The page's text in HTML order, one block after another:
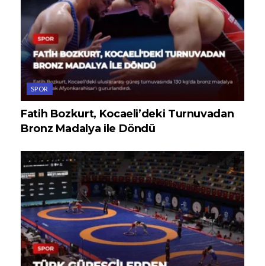
SPOR
Fatih Bozkurt, Kocaeli’deki Turnuvadan
Bronz Madalya ile Döndü